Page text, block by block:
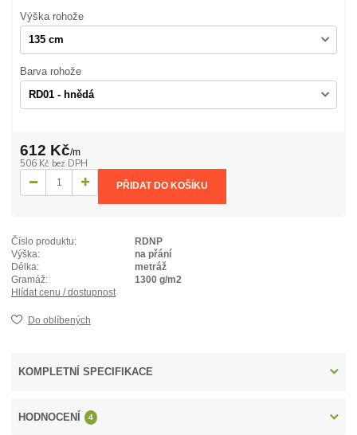
Výška rohože
Barva rohože
612 Kč/m
506 Kč bez DPH
PŘIDAT DO KOŠÍKU
Číslo produktu:
RDNP
Výška:
na přání
Délka:
metráž
Gramáž:
1300 g/m2
Hlídat cenu / dostupnost
Do oblíbených
KOMPLETNÍ SPECIFIKACE
HODNOCENÍ 4